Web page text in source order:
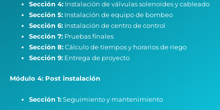
Sección 4: Instalación de válvulas solenoides y cableado
Sección 5: Instalación de equipo de bombeo
Sección 6: Instalación de centro de control
Sección 7: Pruebas finales
Sección 8:Cálculo de tiempos y horarios de riego
Sección 9: Entrega de proyecto
Módulo 4: Post instalación
Sección 1:Seguimiento y mantenimiento